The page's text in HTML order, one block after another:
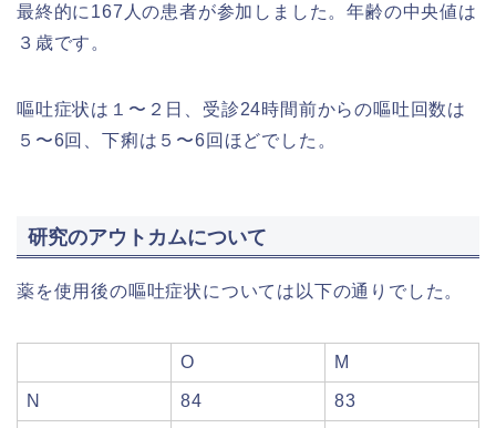
最終的に167人の患者が参加しました。年齢の中央値は
３歳です。
嘔吐症状は１〜２日、受診24時間前からの嘔吐回数は
５〜6回、下痢は５〜6回ほどでした。
研究のアウトカムについて
薬を使用後の嘔吐症状については以下の通りでした。
O M
N 84 83